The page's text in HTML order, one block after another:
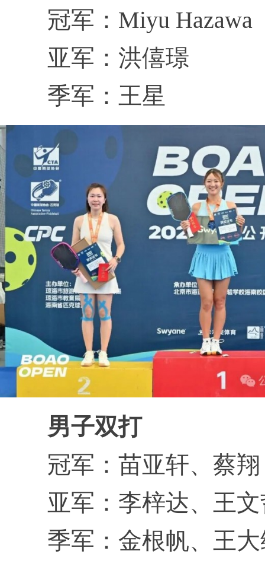
冠军：Miyu Hazawa
亚军：洪僖璟
季军：王星
男子双打
冠军：苗亚轩、蔡翔
亚军：李梓达、王文
季军：金根帆、王大